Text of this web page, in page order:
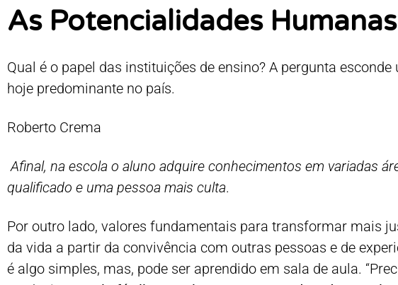
As Potencialidades
Qual é o papel das insti­tuições de ensino? A pergunta
hoje predomi­nante no país.
Roberto Crema
Afinal, na escola o aluno adquire conhecimentos em variadas
qualificado e uma pessoa mais culta.
Por outro lado, valores fundamentais para transformar mais
da vida a partir da convivência com outras pessoas e de
é algo simples, mas, pode ser aprendido em sala de aula.